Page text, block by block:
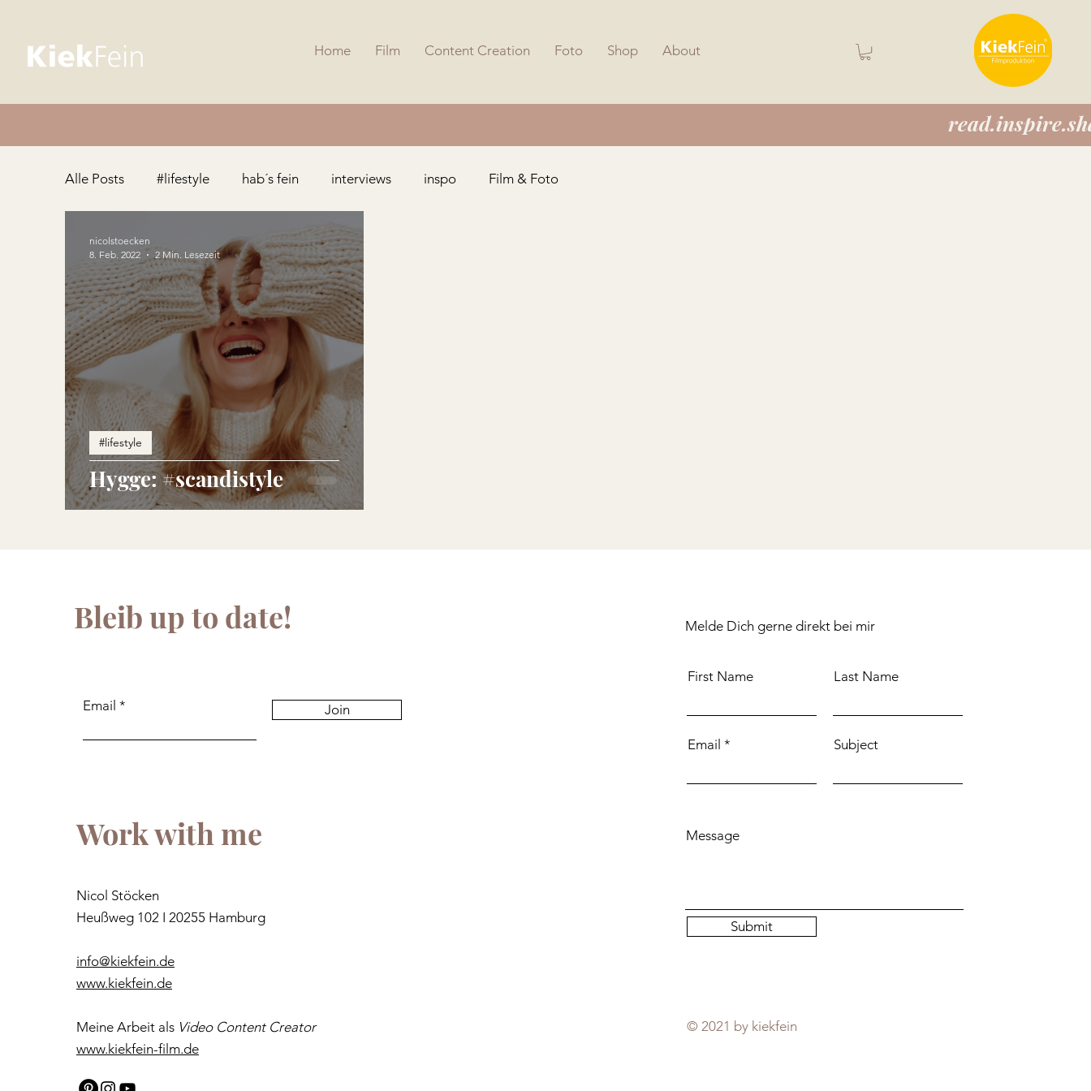
Home Film Content Creation Foto Shop About
Alle Posts #lifestyle hab´s fein interviews inspo Film & Foto
Hygge: #scandistyle
#lifestyle
nicolstoecken
8. Feb. 2022
2 Min. Lesezeit
Bleib up to date!
Email Join
Work with me
Nicol Stöcken
Heußweg 102 I 20255 Hamburg
info@kiekfein.de
www.kiekfein.de
Meine Arbeit als Video ContentCreator
www.kiekfein-film.de
Melde Dich gerne direkt bei mir
First Name Last Name
Email Subject
Message
Submit
© 2021 by kiekfein